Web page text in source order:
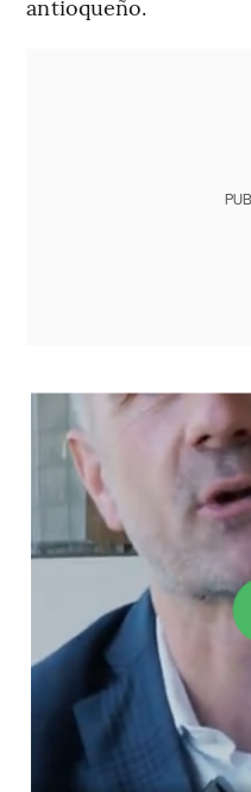
antioqueño.